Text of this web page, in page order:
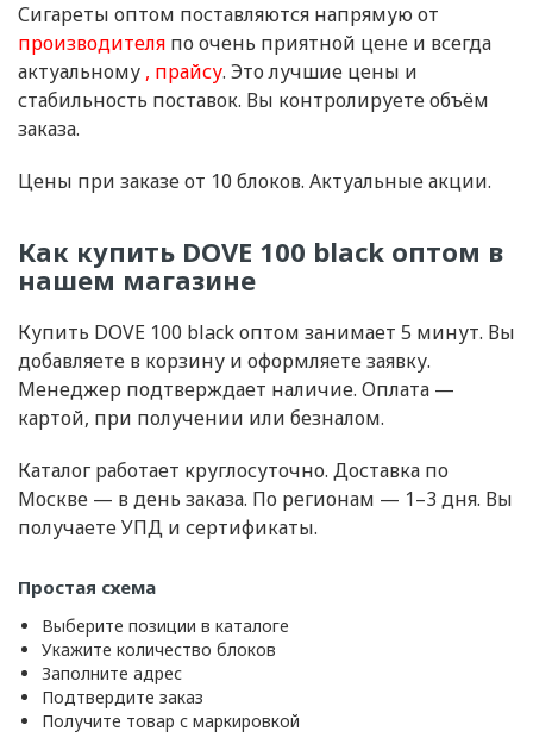
Сигареты оптом поставляются напрямую от
производителя по очень приятной цене и всегда
актуальному прайсу. Это лучшие цены и
стабильность поставок. Вы контролируете объём
заказа.
Цены при заказе от 10 блоков. Актуальные акции.
Как купить DOVE 100 black оптом в
нашем магазине
Купить DOVE 100 black оптом занимает 5 минут. Вы
добавляете в корзину и оформляете заявку.
Менеджер подтверждает наличие. Оплата —
картой, при получении или безналом.
Каталог работает круглосуточно. Доставка по
Москве — в день заказа. По регионам — 1–3 дня. Вы
получаете УПД и сертификаты.
Простая схема
Выберите позиции в каталоге
Укажите количество блоков
Заполните адрес
Подтвердите заказ
Получите товар с маркировкой